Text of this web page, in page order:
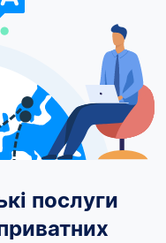
послуги